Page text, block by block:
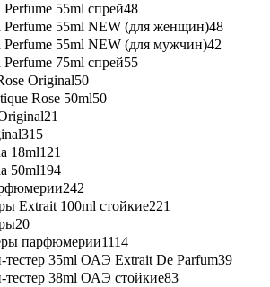
55ml спрей48
Perfume 55ml NEW (для женщин)48
Perfume 55ml NEW (для мужчин)42
75ml спрей55
Original50
Rose 50ml50
21
315
18ml121
50ml194
242
Extrait 100ml стойкие221
20
парфюмерии1114
35ml ОАЭ Extrait De Parfum39
38ml ОАЭ стойкие83